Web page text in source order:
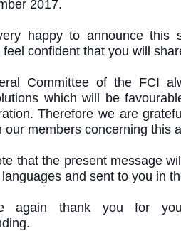
2017.
happy to announce this
feel confident that you will
Committee of the FCI
which will be
Therefore we are
our members concerning this
that the present message
and sent to you in
again thank you for